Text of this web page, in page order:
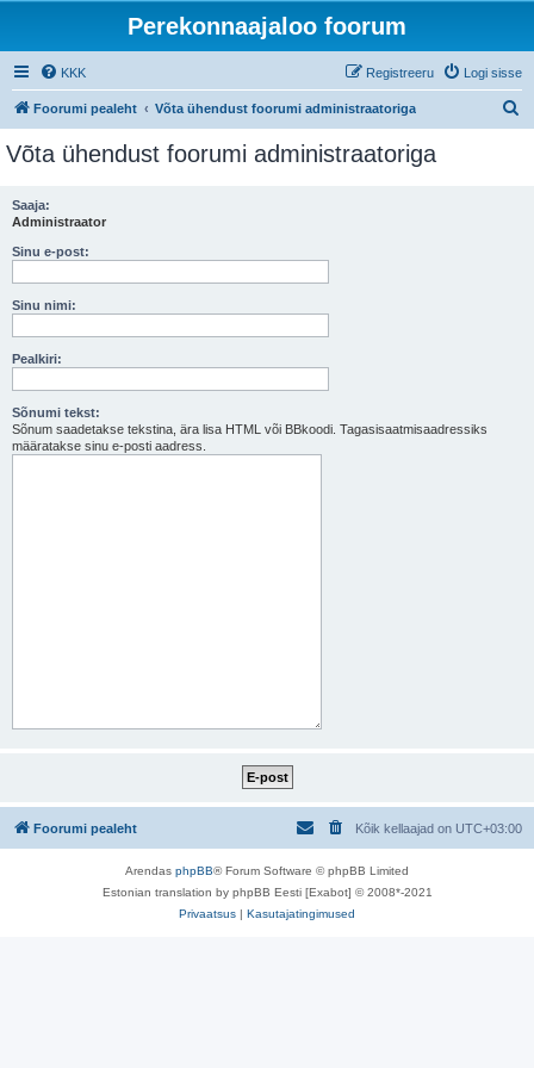
Perekonnaajaloo foorum
KKK Logi sisse
Registreeru
Foorumi pealeht Võta ühendust foorumi administraatoriga
Võta ühendust foorumi administraatoriga
Saaja:
Administraator
Sinu e-post:
Sinu nimi:
Pealkiri:
Sõnumi tekst:
Sõnum saadetakse tekstina, ära lisa HTML või BBkoodi. Tagasisaatmisaadressiks
määratakse sinu e-posti aadress.
Foorumi pealeht Kõik kellaajad on UTC+03:00
Arendas phpBB® Forum Software © phpBB Limited
Estonian translation by phpBB Eesti [Exabot] © 2008*-2021
Privaatsus | Kasutajatingimused